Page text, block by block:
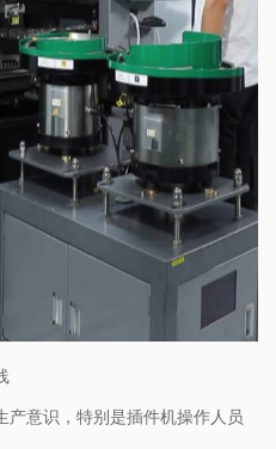
意识，特别是插件机操作人员